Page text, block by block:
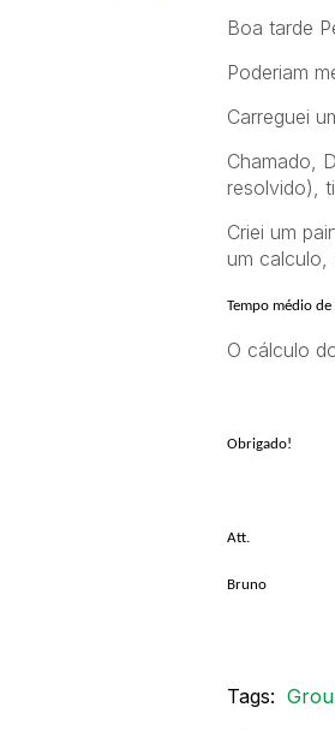
Boa tarde
Poderiam
Carreguei
Chamado,
resolvido),
Criei um
um calculo,
Tempo médio
O cálculo
Obrigado!
Att.
Bruno
Tags: